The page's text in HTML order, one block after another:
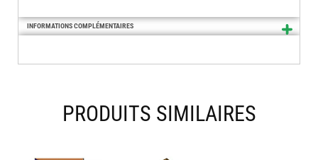
INFORMATIONS COMPLÉMENTAIRES
PRODUITS SIMILAIRES